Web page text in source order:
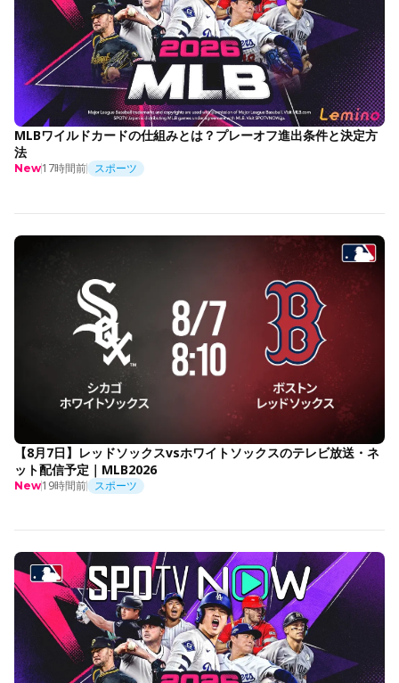
MLBワイルドカードの仕組みとは？プレーオフ進出条件と決定方
法
New17時間前 スポーツ
【8月7日】レッドソックスvsホワイトソックスのテレビ放送・ネ
ット配信予定｜MLB2026
New19時間前 スポーツ